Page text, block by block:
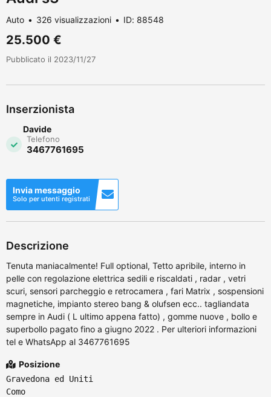
Auto 326 visualizzazioni ID: 88548
25.500 €
Pubblicato il 2023/11/27
Inserzionista
Davide
Telefono
3467761695
Invia messaggio
Solo per utenti registrati
Descrizione
Tenuta maniacalmente! Full optional, Tetto apribile, interno in
pelle con regolazione elettrica sedili e riscaldati , radar , vetri
scuri, sensori parcheggio e retrocamera , fari Matrix , sospensioni
magnetiche, impianto stereo bang & olufsen ecc.. tagliandata
sempre in Audi ( L ultimo appena fatto) , gomme nuove , bollo e
superbollo pagato fino a giugno 2022 . Per ulteriori informazioni
tel e WhatsApp al 3467761695
Posizione
Gravedona ed Uniti
Como